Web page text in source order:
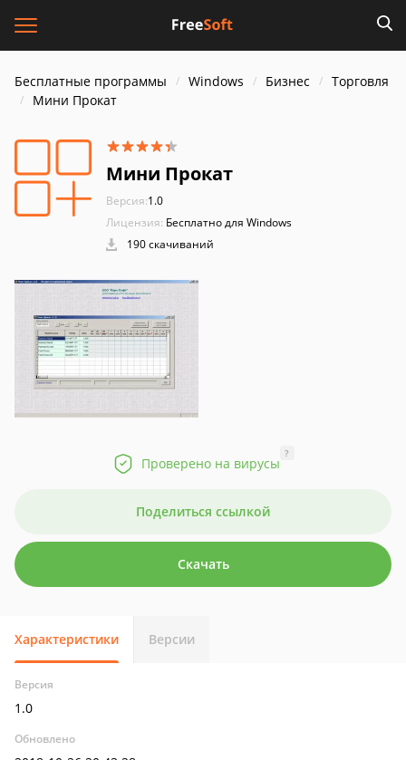
Бесплатные программы Windows Бизнес
Торговля
Мини Прокат
Мини Прокат
Версия:1.0
Лицензия: Бесплатно для Windows
190 скачиваний
Проверено на вирусы
?
Поделиться ссылкой
Скачать
Характеристики Версии
Версия
1.0
Обновлено